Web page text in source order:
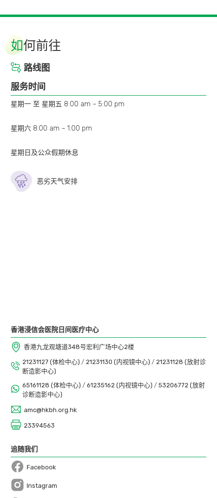
如你的保险计划属认可出院毋须直接付款类别，而所使用服
如何前往
路线图
服务时间
星期一 至 星期五 8:00 am – 5:00 pm
星期六 8:00 am – 1:00 pm
星期日及公众假期休息
恶劣天气安排
香港浸信会医院日间医疗中心
香港九龙观塘道348号宏利广场中心2楼
21231127 (体检中心) / 21231130 (内视镜中心) / 21231128 (放射诊
断造影中心)
65161128 (体检中心) / 61235162 (内视镜中心) / 53206772 (放射
诊断造影中心)
amc@hkbh.org.hk
23394563
追随我们
Facebook
Instagram